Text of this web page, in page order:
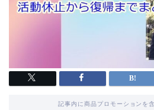
記事内に商品プロモーションを